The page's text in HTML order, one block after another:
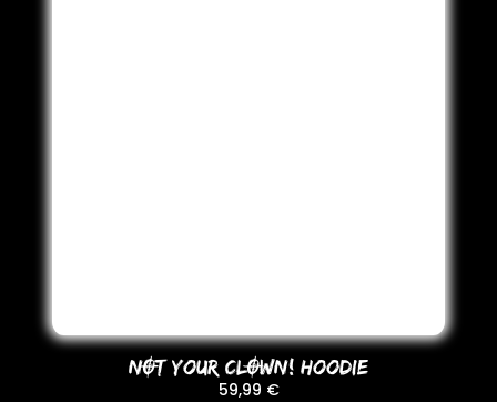
NOT YoUR CLOWN! HooDIE
59,99 €